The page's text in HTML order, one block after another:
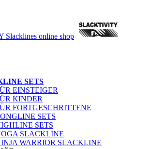
SETS
EINSTEIGER
KINDER
FORTGESCHRITTENE
SETS
SETS
SLACKLINE
WARRIOR SLACKLINE